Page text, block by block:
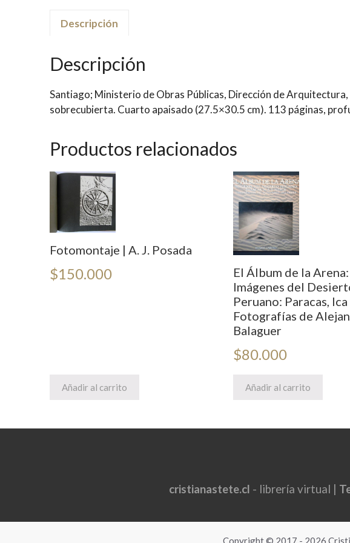
Descripción
Descripción
Santiago; Ministerio de Obras Públicas, Dirección de
sobrecubierta. Cuarto apaisado (27.5×30.5 cm). 113 páginas,
Productos relacionados
Fotomontaje | A. J. Posada
$150.000
Añadir al carrito
El Álbum de la Arena:
Imágenes del
Peruano: Paracas,
Fotografías de
Balaguer
$80.000
Añadir al carrito
cristianastete.cl - librería virtual |